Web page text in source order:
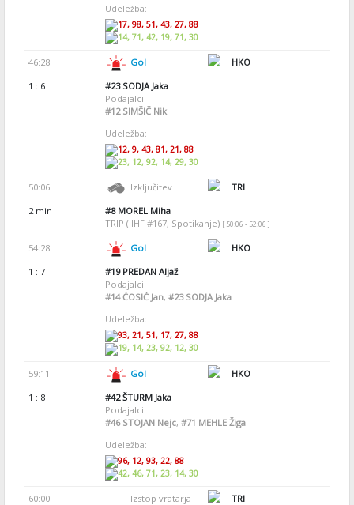
Udeležba:
17, 98, 51, 43, 27, 88
14, 71, 42, 19, 71, 30
46:28 Gol
HKO
1 : 6
#23SODJA Jaka
Podajalci:
#12SIMŠIČ Nik
Udeležba:
12, 9, 43, 81, 21, 88
23, 12, 92, 14, 29, 30
50:06 Izključitev
TRI
2 min
#8MOREL Miha
TRIP (IIHF #167, Spotikanje) [ 50:06 - 52:06 ]
54:28 Gol
HKO
1 : 7
#19PREDAN Aljaž
Podajalci:
#14ĆOSIĆ Jan, #23SODJA Jaka
Udeležba:
93, 21, 51, 17, 27, 88
19, 14, 23, 92, 12, 30
59:11 Gol
HKO
1 : 8
#42ŠTURM Jaka
Podajalci:
#46STOJAN Nejc, #71 MEHLE Žiga
Udeležba:
96, 12, 93, 22, 88
42, 46, 71, 23, 14, 30
60:00 Izstop vratarja
TRI